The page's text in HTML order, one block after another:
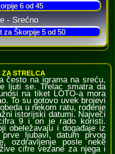
ZA STRELCA
često na igrama na sreću,
ljuti se. Trelac smatra da
na tiket LOTO-a mora
To su gotovo uvek brojevi
u nekom ratu, rođenje
istorijski datumi. Najveći
9 i on je rado koristi.
obeležavaju i događaje iz
ljubavi, datum prvog
ozdravljenje posle neke
cifre vezane za njega i